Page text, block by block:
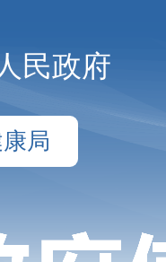
民政府
局